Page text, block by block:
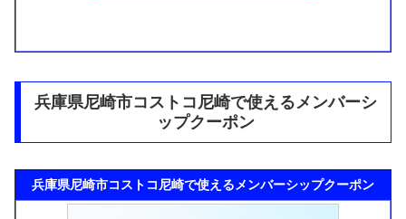
兵庫県尼崎市コストコ尼崎で使えるメンバーシ
ップクーポン
兵庫県尼崎市コストコ尼崎で使えるメンバーシップクーポン